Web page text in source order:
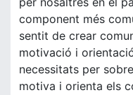
component més
sentit de crear
motivació i
necessitats per
motiva i orienta els